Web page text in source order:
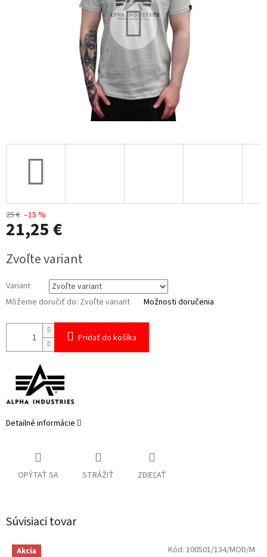
25 € –15 %
21,25 €
cena:
Zvoľte variant
Variant
Môžeme doručiť do: Zvoľte variant Možnosti doručenia
Pridať do košíka
Detailné informácie
OPÝTAŤ SA STRÁŽIŤ ZDIEĽAŤ
Súvisiaci tovar
Akcia Kód: 100501/134/MOD/M